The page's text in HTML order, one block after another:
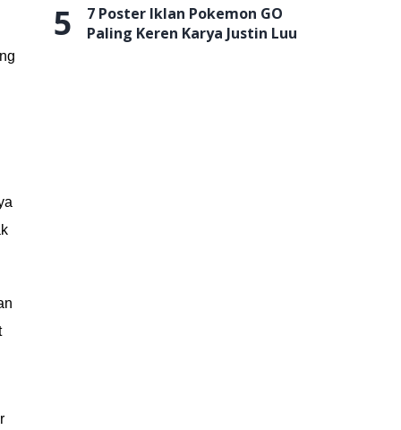
5
7 Poster Iklan Pokemon GO
Paling Keren Karya Justin Luu